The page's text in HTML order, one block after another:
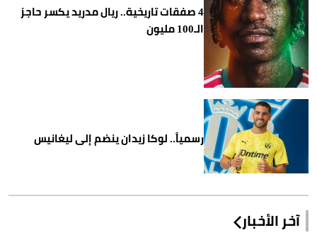
4 صفقات تاريخية.. ريال مدريد يكسر حاجز
الـ100 مليون
رسمياً.. لوكا زيدان ينضم إلى ليغانيس
آخر الأخبار